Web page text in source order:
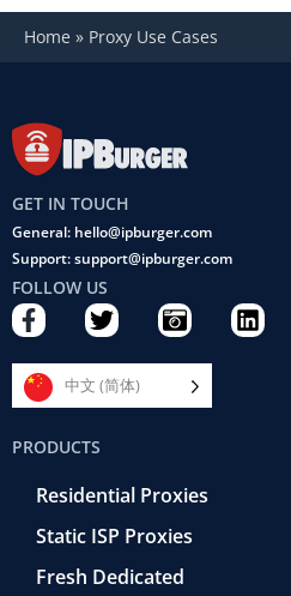
Home » Proxy Use Cases
GET IN TOUCH
General: hello@ipburger.com
Support: support@ipburger.com
FOLLOW US
F
a
c
e
b
o
o
k
T
w
i
t
t
C
a
m
r
e
t
r
o
L
i
中文 (简体)
PRODUCTS
Residential Proxies
Static ISP Proxies
Fresh Dedicated